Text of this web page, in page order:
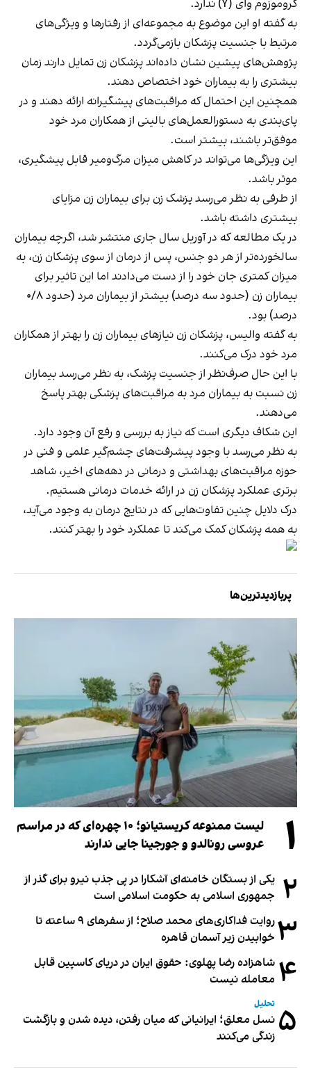
کروموزوم وای (Y) ندارد.
به گفته او این موضوع به مجموعه‌ای از رفتارها و ویژگی‌های
مرتبط با جنسیت پزشکان بازمی‌گردد.
پژوهش‌های پیشین نشان داده‌اند پزشکان زن تمایل دارند زمان
بیشتری را به بیماران خود اختصاص دهند.
همچنین این احتمال که مراقبت‌های پیشگیرانه ارائه دهند و در
پای‌بندی به دستورالعمل‌های بالینی از همکاران مرد خود
موفق‌تر باشند، بیشتر است.
این ویژگی‌ها می‌تواند در کاهش میزان مرگ‌ومیر قابل پیشگیری،
موثر باشد.
از طرفی به نظر می‌رسد پزشک زن برای بیماران زن مزایای
بیشتری داشته باشد.
در یک مطالعه که در آوریل سال جاری منتشر شد، اگرچه بیماران
سالخورده‌تر از هر دو جنس، پس از درمان از سوی پزشکان زن، به
میزان کمتری جان خود را از دست می‌دادند اما این تاثیر برای
بیماران زن (حدود سه درصد) بیشتر از بیماران مرد (حدود ۰/۸
درصد) بود.
به گفته والیس، پزشکان زن نیازهای بیماران زن را بهتر از همکاران
مرد خود درک می‌کنند.
با این حال صرف‌نظر از جنسیت پزشک، به نظر می‌رسد بیماران
زن نسبت به بیماران مرد به مراقبت‌های پزشکی بهتر پاسخ
می‌دهند.
این شکاف دیگری است که نیاز به بررسی و رفع آن وجود‌ دارد.
به نظر می‌رسد با وجود پیشرفت‌های چشم‌گیر علمی و فنی در
حوزه مراقبت‌های بهداشتی و درمانی در دهه‌های اخیر، شاهد
برتری عملکرد پزشکان زن در ارائه خدمات درمانی هستیم.
درک دلایل چنین تفاوت‌هایی که در نتایج درمان به وجود می‌آید،
به همه پزشکان کمک می‌کند تا عملکرد خود را بهتر کنند.
پربازدیدترین‌ها
۱
لیست ممنوعه کریستیانو؛ ۱۰ چهره‌ای که در مراسم
عروسی رونالدو و جورجینا جایی ندارند
۲ یکی از بستگان خامنه‌ای آشکارا در پی جذب نیرو برای گذر از
جمهوری اسلامی به حکومت اسلامی است
۳
روایت فداکاری‌های محمد صلاح؛ از سفرهای ۹ ساعته تا
خوابیدن زیر آسمان قاهره
۴ شاهزاده رضا پهلوی: حقوق ایران در دریای کاسپین قابل
معامله نیست
۵ تحلیل
نسل معلق؛ ایرانیانی که میان رفتن، دیده شدن و بازگشت
زندگی می‌کنند